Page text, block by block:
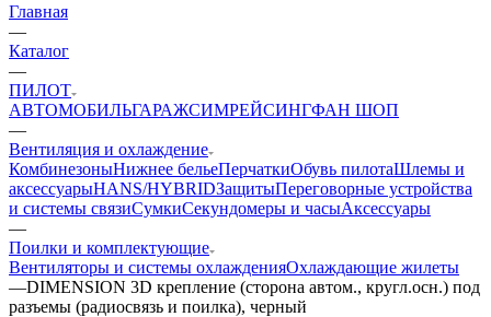
Главная
—
Каталог
—
ПИЛОТ
АВТОМОБИЛЬГАРАЖСИМРЕЙСИНГФАН ШОП
—
Вентиляция и охлаждение
КомбинезоныНижнее бельеПерчаткиОбувь пилотаШлемы и
аксессуарыHANS/HYBRIDЗащитыПереговорные устройства
и системы связиСумкиСекундомеры и часыАксессуары
—
Поилки и комплектующие
Вентиляторы и системы охлажденияОхлаждающие жилеты
—DIMENSION 3D крепление (сторона автом., кругл.осн.) под
разъемы (радиосвязь и поилка), черный